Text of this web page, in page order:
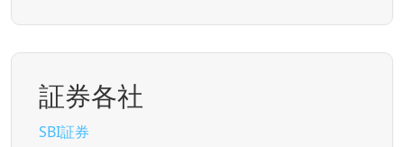
証券各社
SBI証券